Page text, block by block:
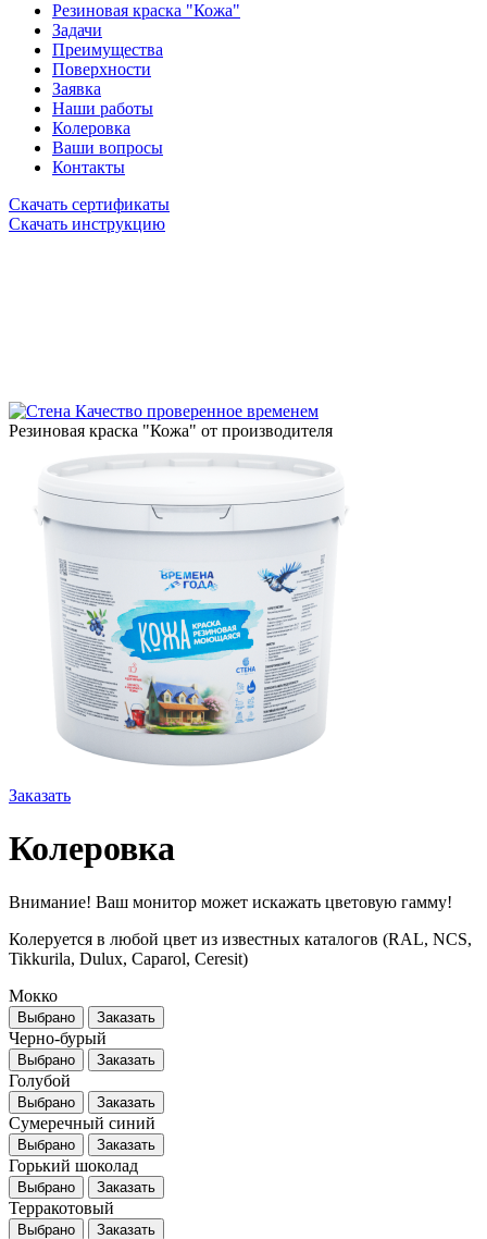
Резиновая краска "Кожа"
Задачи
Преимущества
Поверхности
Заявка
Наши работы
Колеровка
Ваши вопросы
Контакты
Скачать сертификаты
Скачать инструкцию
Качество проверенное временем
Резиновая краска "Кожа" от производителя
Заказать
Колеровка
Внимание! Ваш монитор может искажать цветовую гамму!
Колеруется в любой цвет из известных каталогов (RAL, NCS,
Tikkurila, Dulux, Caparol, Ceresit)
Мокко
Выбрано Заказать
Черно-бурый
Выбрано Заказать
Голубой
Выбрано Заказать
Сумеречный синий
Выбрано Заказать
Горький шоколад
Выбрано Заказать
Терракотовый
Выбрано Заказать